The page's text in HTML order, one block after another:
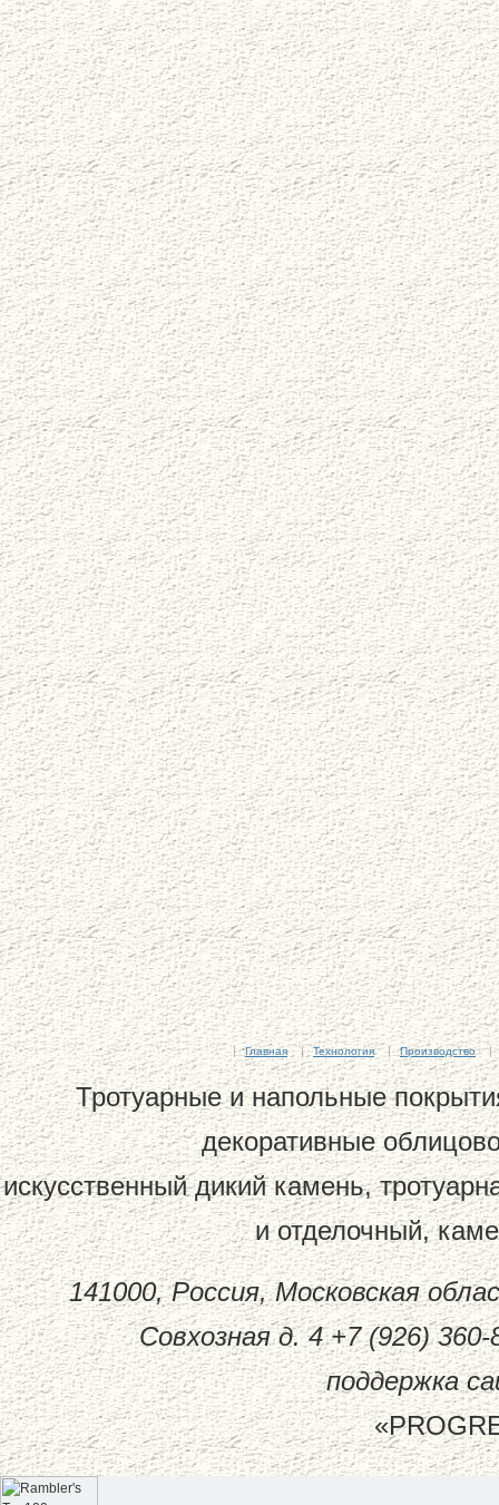
Главная Технология Производство
Тротуарные и напольные
декоративные
искусственный дикий камень,
и отделочный,
141000, Россия, Московская
Совхозная д. 4 +7 (926)
поддержка